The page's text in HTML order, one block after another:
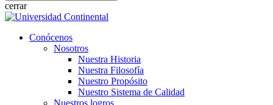
cerrar
Close
search
Menu
Conócenos
Nosotros
Nuestra Historia
Nuestra Filosofía
Nuestro Propósito
Nuestro Sistema de Calidad
Nuestros logros